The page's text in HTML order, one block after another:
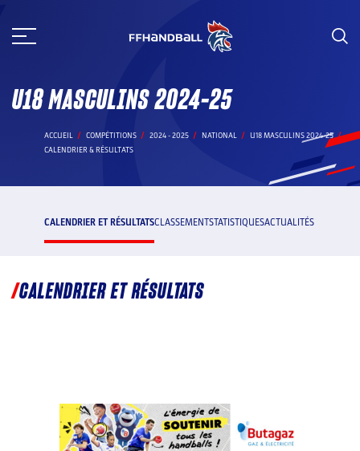
au
U18 MASCULINS 2024-25
ACCUEIL COMPÉTITIONS 2024 - 2025 NATIONAL
U18 MASCULINS 2024-25
CALENDRIER & RÉSULTATS
CALENDRIER ET RÉSULTATSCLASSEMENTSTATISTIQUESACTUALITÉS
CALENDRIER ET RÉSULTATS